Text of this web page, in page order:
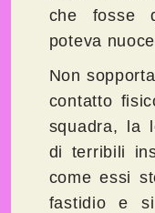
che fosse
poteva
Non
contatto
squadra, la
di terribili
come essi
fastidio e si